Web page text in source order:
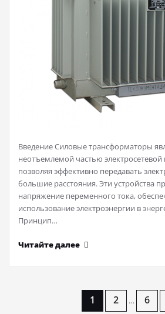
Введение Силовые трансформаторы
неотъемлемой частью
позволяя эффективно передавать
большие расстояния. Эти устройства
напряжение переменного тока,
использование электроэнергии в
Принцип…
Читайте далее
Пагинация
1 2 … 6